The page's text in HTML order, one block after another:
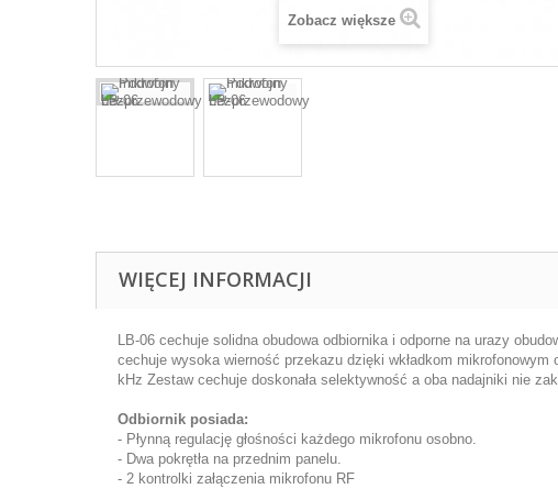
Zobacz większe
WIĘCEJ INFORMACJI
LB-06 cechuje solidna obudowa odbiornika i odporne na urazy
cechuje wysoka wierność przekazu dzięki wkładkom mikrofonowym
kHz Zestaw cechuje doskonała selektywność a oba nadajniki nie
Odbiornik posiada:
- Płynną regulację głośności każdego mikrofonu osobno.
- Dwa pokrętła na przednim panelu.
- 2 kontrolki załączenia mikrofonu RF